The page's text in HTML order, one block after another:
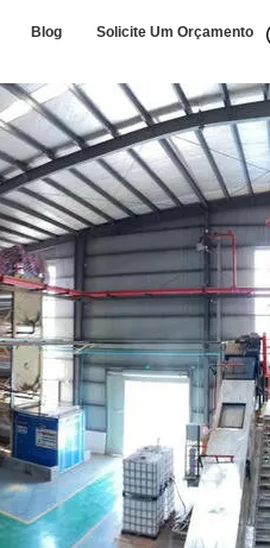
Blog Solicite Um Orçamento